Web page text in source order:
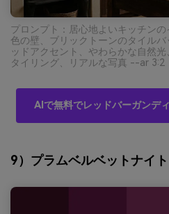
プロンプト：居心地よいキッチン
色の壁、ブリックトーンのタイル
ッドアクセント、やわらかな自然
タイリング、リアルな写真 --ar 3:2
AIで無料でレッドバーガンデ
9）プラムベルベットナイト